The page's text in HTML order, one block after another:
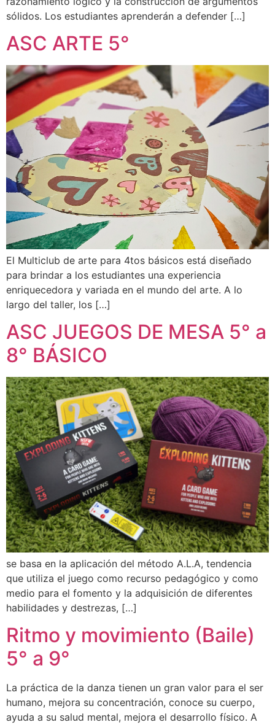
sólidos. Los estudiantes aprenderán a defender […]
ASC ARTE 5°
El Multiclub de arte para 4tos básicos está diseñado
para brindar a los estudiantes una experiencia
enriquecedora y variada en el mundo del arte. A lo
largo del taller, los […]
ASC JUEGOS DE MESA 5° a
8° BÁSICO
se basa en la aplicación del método A.L.A, tendencia
que utiliza el juego como recurso pedagógico y como
medio para el fomento y la adquisición de diferentes
habilidades y destrezas, […]
Ritmo y movimiento (Baile)
5° a 9°
La práctica de la danza tienen un gran valor para el ser
humano, mejora su concentración, conoce su cuerpo,
ayuda a su salud mental, mejora el desarrollo físico. A